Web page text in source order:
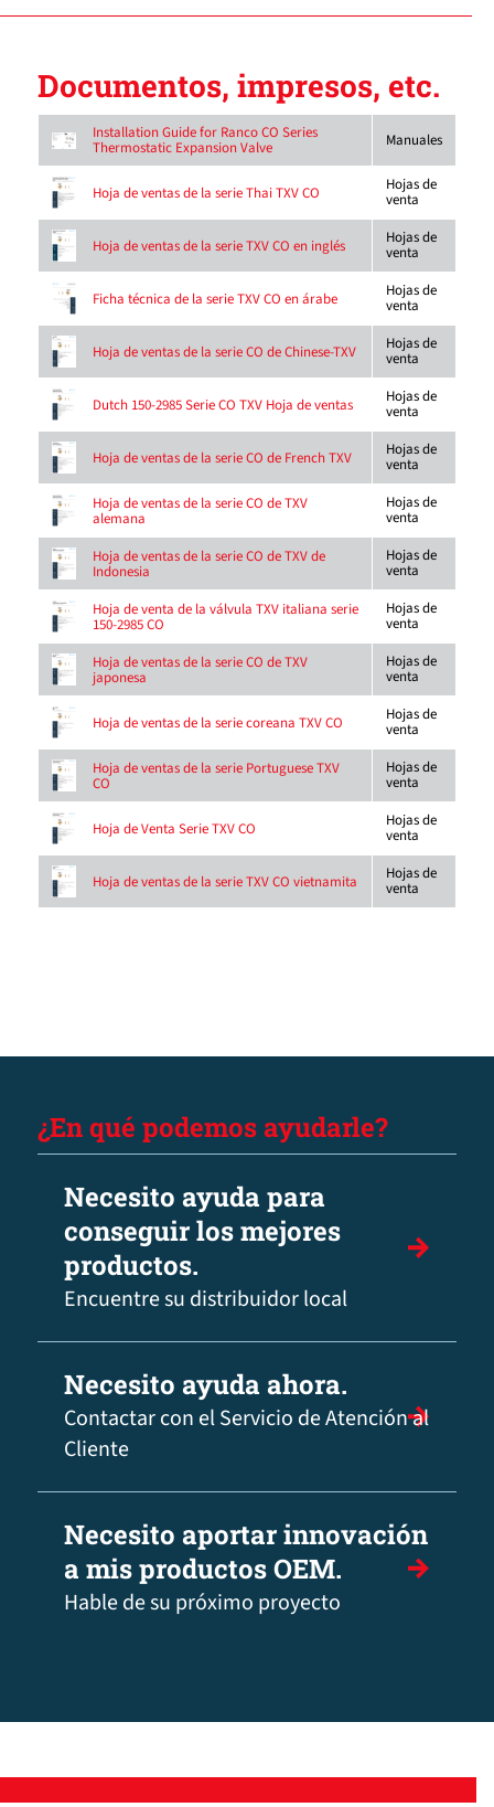
Documentos, impresos, etc.
Installation Guide for Ranco CO Series
Thermostatic Expansion Valve Manuales
Hoja de ventas de la serie Thai TXV CO Hojas de
venta
Hoja de ventas de la serie TXV CO en inglés Hojas de
venta
Ficha técnica de la serie TXV CO en árabe Hojas de
venta
Hoja de ventas de la serie CO de Chinese-TXV Hojas de
venta
Dutch 150-2985 Serie CO TXV Hoja de ventas Hojas de
venta
Hoja de ventas de la serie CO de French TXV Hojas de
venta
Hoja de ventas de la serie CO de TXV
alemana
Hojas de
venta
Hoja de ventas de la serie CO de TXV de
Indonesia
Hojas de
venta
Hoja de venta de la válvula TXV italiana serie
150-2985 CO
Hojas de
venta
Hoja de ventas de la serie CO de TXV
japonesa
Hojas de
venta
Hoja de ventas de la serie coreana TXV CO Hojas de
venta
Hoja de ventas de la serie Portuguese TXV
CO
Hojas de
venta
Hoja de Venta Serie TXV CO Hojas de
venta
Hoja de ventas de la serie TXV CO vietnamita Hojas de
venta
¿En qué podemos ayudarle?
Necesito ayuda para
conseguir los mejores
productos.
Encuentre su distribuidor local
Necesito ayuda ahora.
Contactar con el Servicio de Atención al
Cliente
Necesito aportar innovación
a mis productos OEM.
Hable de su próximo proyecto